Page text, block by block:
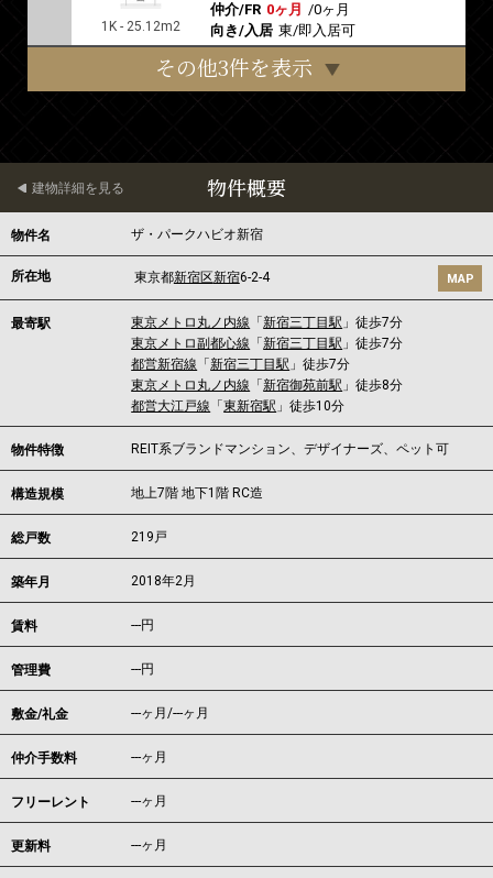
1K - 25.12m2
仲介/FR 0ヶ月 /0ヶ月
向き/入居 東/即入居可
その他3件を表示
物件概要
建物詳細を見る
物件名 ザ・パークハビオ新宿
所在地 東京都新宿区新宿6-2-4 MAP
最寄駅 東京メトロ丸ノ内線 「新宿三丁目駅 」徒歩7分
東京メトロ副都心線 「新宿三丁目駅 」徒歩7分
都営新宿線 「新宿三丁目駅 」徒歩7分
東京メトロ丸ノ内線 「新宿御苑前駅 」徒歩8分
都営大江戸線 「東新宿駅 」徒歩10分
物件特徴 REIT系ブランドマンション、デザイナーズ、ペット可
構造規模 地上7階 地下1階 RC造
総戸数 219戸
築年月 2018年2月
賃料 ---円
管理費 ---円
敷金/礼金 ---ヶ月/---ヶ月
仲介手数料 ---ヶ月
フリーレント ---ヶ月
更新料 ---ヶ月